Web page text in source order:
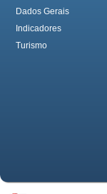
Dados Gerais
Indicadores
Turismo